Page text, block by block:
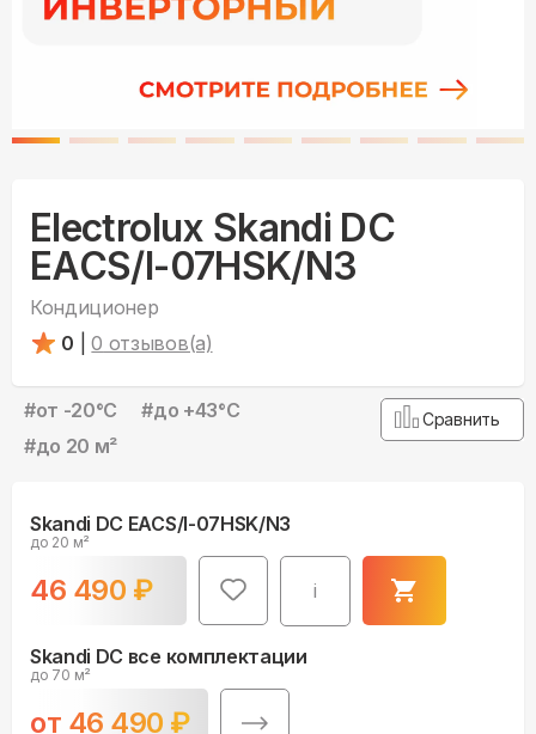
Electrolux Skandi DC
EACS/I-07HSK/N3
Кондиционер
0
0 отзывов(а)
#от -20°С #до +43°С
#до 20 м²
Сравнить
Skandi DC EACS/I-07HSK/N3
до 20 м²
46 490 ₽ i
Skandi DC все комплектации
до 70 м²
от 46 490 ₽